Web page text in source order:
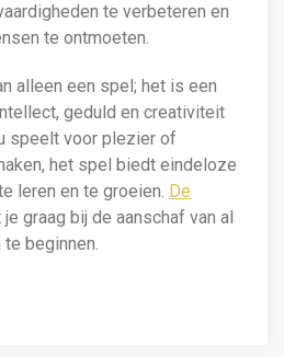
te verbeteren en
te ontmoeten.
alleen een spel; het is een
geduld en creativiteit
speelt voor plezier of
het spel biedt eindeloze
leren en te groeien. De
graag bij de aanschaf van al
beginnen.